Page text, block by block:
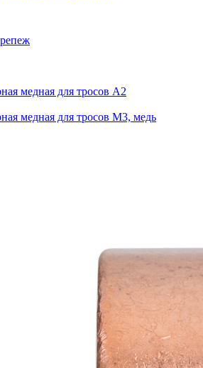
медная для тросов А2
медная для тросов М3, медь